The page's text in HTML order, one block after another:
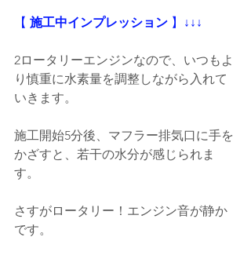
【 施工中インプレッション 】 ↓↓↓
2ロータリーエンジンなので、いつもよ
り慎重に水素量を調整しながら入れて
いきます。
施工開始5分後、マフラー排気口に手を
かざすと、若干の水分が感じられま
す。
さすがロータリー！エンジン音が静か
です。